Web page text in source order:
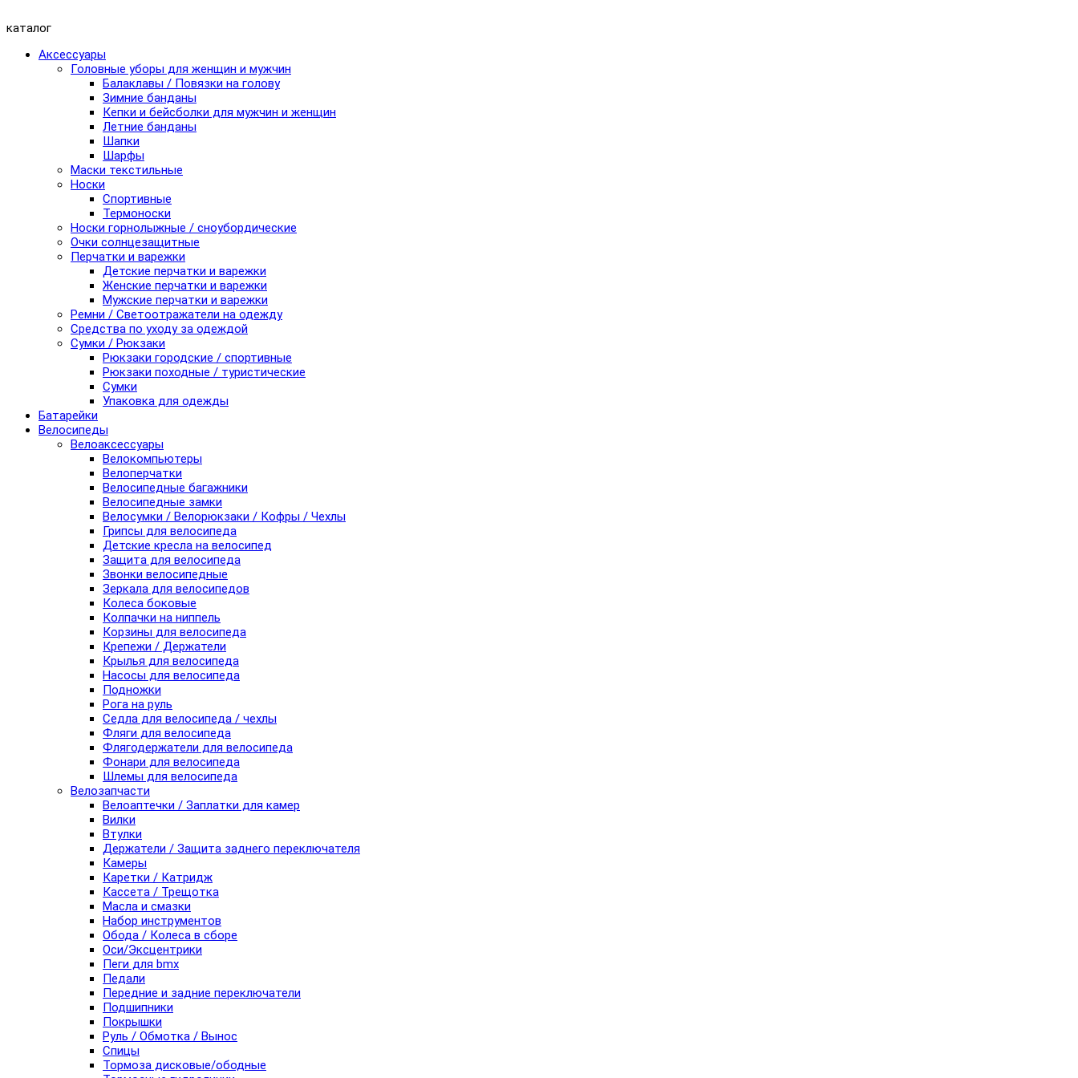
каталог
Аксессуары
Головные уборы для женщин и мужчин
Балаклавы / Повязки на голову
Зимние банданы
Кепки и бейсболки для мужчин и женщин
Летние банданы
Шапки
Шарфы
Маски текстильные
Носки
Спортивные
Термоноски
Носки горнолыжные / сноубордические
Очки солнцезащитные
Перчатки и варежки
Детские перчатки и варежки
Женские перчатки и варежки
Мужские перчатки и варежки
Ремни / Светоотражатели на одежду
Средства по уходу за одеждой
Сумки / Рюкзаки
Рюкзаки городские / спортивные
Рюкзаки походные / туристические
Сумки
Упаковка для одежды
Батарейки
Велосипеды
Велоаксессуары
Велокомпьютеры
Велоперчатки
Велосипедные багажники
Велосипедные замки
Велосумки / Велорюкзаки / Кофры / Чехлы
Грипсы для велосипеда
Детские кресла на велосипед
Защита для велосипеда
Звонки велосипедные
Зеркала для велосипедов
Колеса боковые
Колпачки на ниппель
Корзины для велосипеда
Крепежи / Держатели
Крылья для велосипеда
Насосы для велосипеда
Подножки
Рога на руль
Седла для велосипеда / чехлы
Фляги для велосипеда
Флягодержатели для велосипеда
Фонари для велосипеда
Шлемы для велосипеда
Велозапчасти
Велоаптечки / Заплатки для камер
Вилки
Втулки
Держатели / Защита заднего переключателя
Камеры
Каретки / Катридж
Кассета / Трещотка
Масла и смазки
Набор инструментов
Обода / Колеса в сборе
Оси/Эксцентрики
Пеги для bmx
Педали
Передние и задние переключатели
Подшипники
Покрышки
Руль / Обмотка / Вынос
Спицы
Тормоза дисковые/ободные